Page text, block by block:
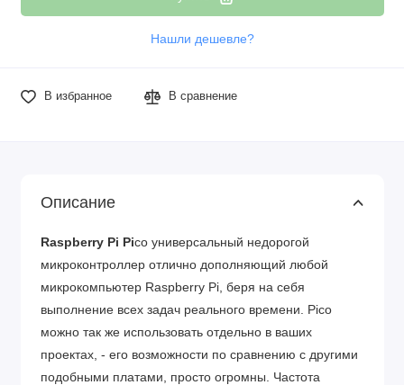
Нашли дешевле?
В избранное В сравнение
Описание
Raspberry Pi Pico универсальный недорогой
микроконтроллер отлично дополняющий любой
микрокомпьютер Raspberry Pi, беря на себя
выполнение всех задач реального времени. Pico
можно так же использовать отдельно в ваших
проектах, - его возможности по сравнению с другими
подобными платами, просто огромны. Частота